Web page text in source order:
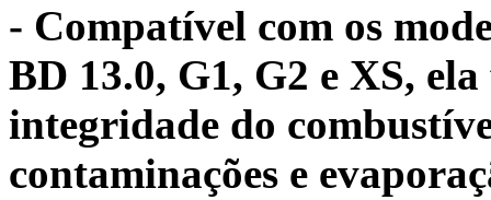
- Compatível com os
BD 13.0, G1, G2 e XS,
integridade do
contaminações e